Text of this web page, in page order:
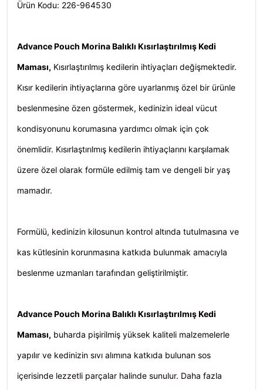
Ürün Kodu: 226-964530
Advance Pouch Morina Balıklı Kısırlaştırılmış Kedi
Maması, Kısırlaştırılmış kedilerin ihtiyaçları değişmektedir.
Kısır kedilerin ihtiyaçlarına göre uyarlanmış özel bir ürünle
beslenmesine özen göstermek, kedinizin ideal vücut
kondisyonunu korumasına yardımcı olmak için çok
önemlidir. Kısırlaştırılmış kedilerin ihtiyaçlarını karşılamak
üzere özel olarak formüle edilmiş tam ve dengeli bir yaş
mamadır.
Formülü, kedinizin kilosunun kontrol altında tutulmasına ve
kas kütlesinin korunmasına katkıda bulunmak amacıyla
beslenme uzmanları tarafından geliştirilmiştir.
Advance Pouch Morina Balıklı Kısırlaştırılmış Kedi
Maması, buharda pişirilmiş yüksek kaliteli malzemelerle
yapılır ve kedinizin sıvı alımına katkıda bulunan sos
içerisinde lezzetli parçalar halinde sunulur. Daha fazla